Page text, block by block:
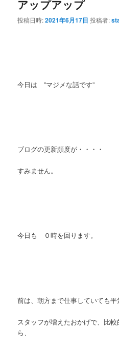
アップアップ
投稿日時:2021年6月17日 投稿者:
今日は ”マジメな話です”
ブログの更新頻度が・・・・
すみません。
今日も ０時を回ります。
前は、朝方まで仕事していても平
スタッフが増えたおかげで、比
ら、